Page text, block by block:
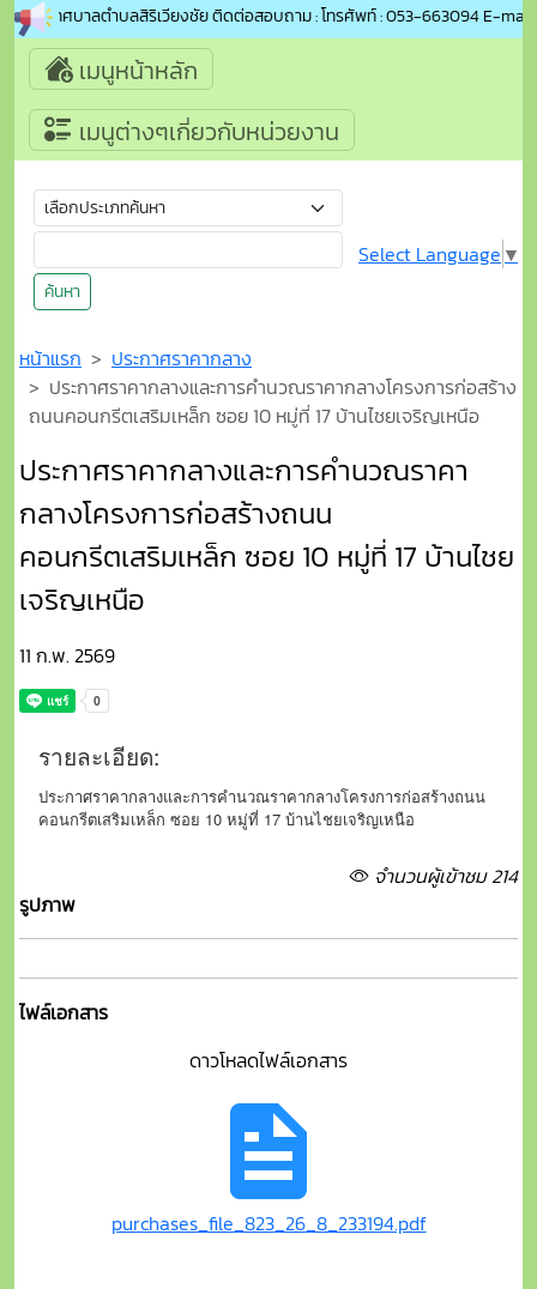
ข้าสู่เทศบาลตำบลสิริเวียงชัย ติดต่อสอบถาม : โทรศัพท์ : 053-663094 E-mail :
เมนูหน้าหลัก
เมนูต่างๆเกี่ยวกับหน่วยงาน
ค้นหา
Select Language ▼
หน้าแรก
ประกาศราคากลาง
ประกาศราคากลางและการคำนวณราคากลางโครงการก่อสร้าง
ถนนคอนกรีตเสริมเหล็ก ซอย 10 หมู่ที่ 17 บ้านไชยเจริญเหนือ
ประกาศราคากลางและการคำนวณราคา
กลางโครงการก่อสร้างถนน
คอนกรีตเสริมเหล็ก ซอย 10 หมู่ที่ 17 บ้านไชย
เจริญเหนือ
11 ก.พ. 2569
รายละเอียด:
ประกาศราคากลางและการคำนวณราคากลางโครงการก่อสร้างถนน
คอนกรีตเสริมเหล็ก ซอย 10 หมู่ที่ 17 บ้านไชยเจริญเหนือ
จำนวนผู้เข้าชม 214
รูปภาพ
ไฟล์เอกสาร
ดาวโหลดไฟล์เอกสาร
purchases_file_823_26_8_233194.pdf